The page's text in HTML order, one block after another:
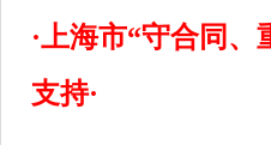
·上海市“守合同、
支持·